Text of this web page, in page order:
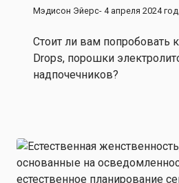
Мэдисон Эйерс- 4 апреля 2024
Стоит ли вам попробовать
Drops, порошки
надпочечников?